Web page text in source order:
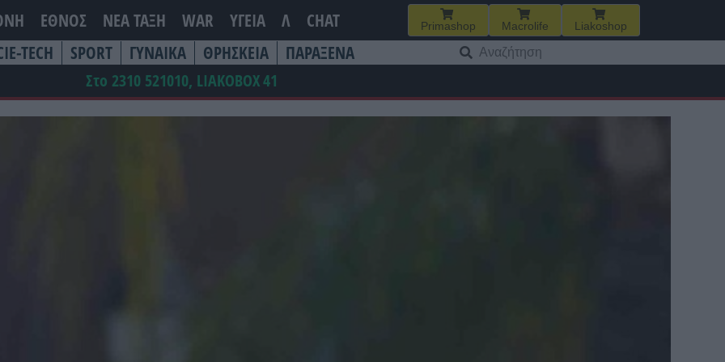
ΕΘΝΟΣ ΝΕΑ ΤΆΞΗ WAR ΥΓΕΙΑ Λ CHAT Primashop Macrolife Liakoshop
TECH SPORT ΓΥΝΑΙΚΑ ΘΡΗΣΚΕΙΑ ΠΑΡΑΞΕΝΑ
για:
Στο 2310 521010, LIAKOBOX41